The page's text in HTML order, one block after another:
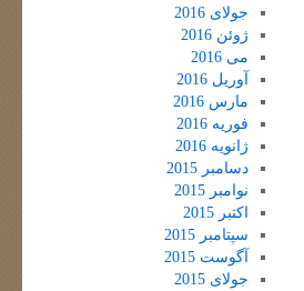
جولای 2016
ژوئن 2016
می 2016
آوریل 2016
مارس 2016
فوریه 2016
ژانویه 2016
دسامبر 2015
نوامبر 2015
اکتبر 2015
سپتامبر 2015
آگوست 2015
جولای 2015